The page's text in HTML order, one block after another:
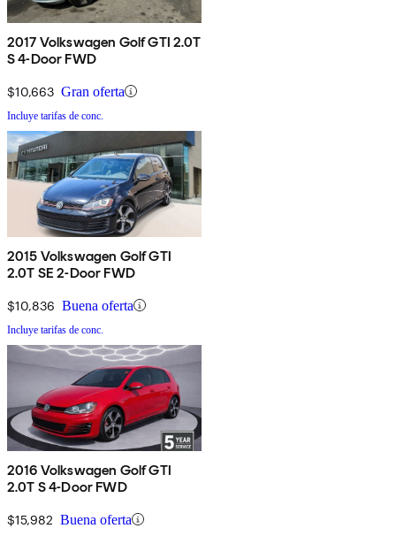
2017 Volkswagen Golf GTI 2.0T
S 4-Door FWD
$10,663 Gran oferta
Incluye tarifas de conc.
2015 Volkswagen Golf GTI
2.0T SE 2-Door FWD
$10,836 Buena oferta
Incluye tarifas de conc.
2016 Volkswagen Golf GTI
2.0T S 4-Door FWD
$15,982 Buena oferta